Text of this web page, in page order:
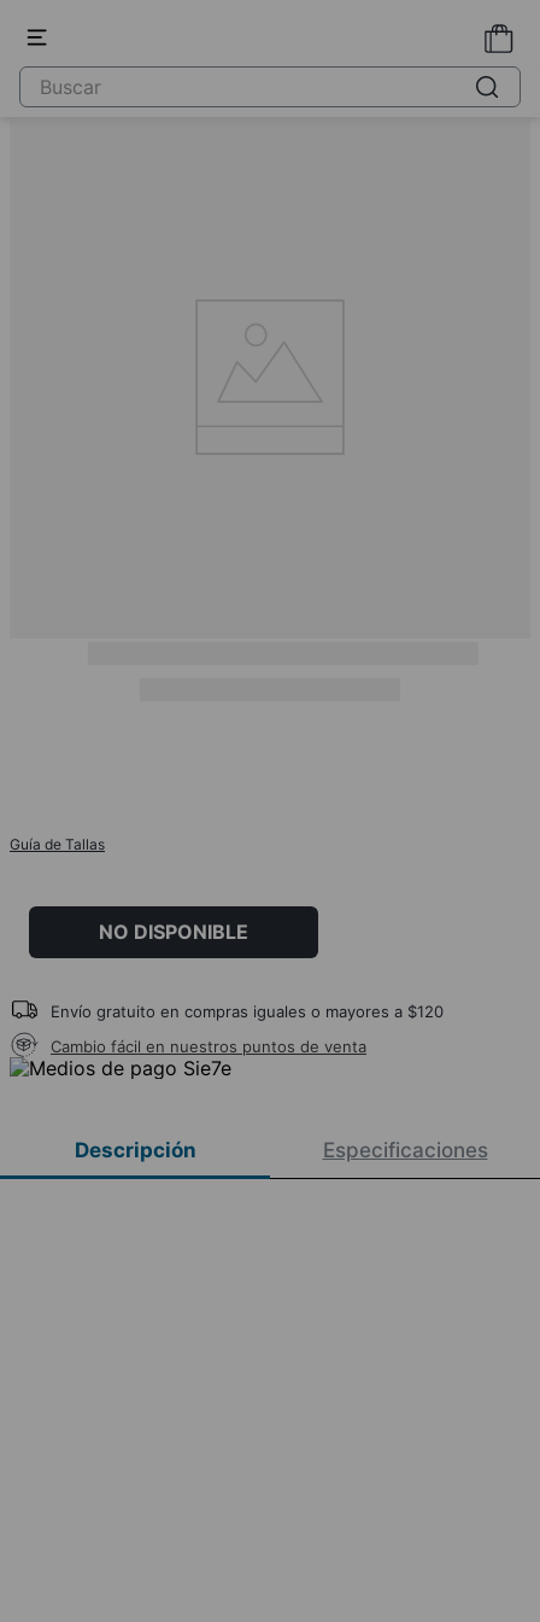
Guía de Tallas
NO DISPONIBLE
Envío gratuito en compras iguales o mayores a $120
Cambio fácil en nuestros puntos de venta
Descripción Especificaciones